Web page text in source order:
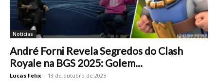
Notícias
André Forni Revela Segredos do Clash
Royale na BGS 2025: Golem...
Lucas Felix - 13 de outubro de 2025